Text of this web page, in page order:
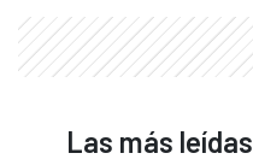
Las más leídas